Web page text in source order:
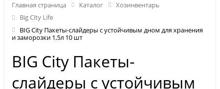
Главная страница Каталог
Хозинвентарь
Big City Life
BIG City Пакеты-слайдеры с устойчивым дном для хранения
и заморозки 1,5л 10 шт
BIG City Пакеты-
слайдеры с устойчивым